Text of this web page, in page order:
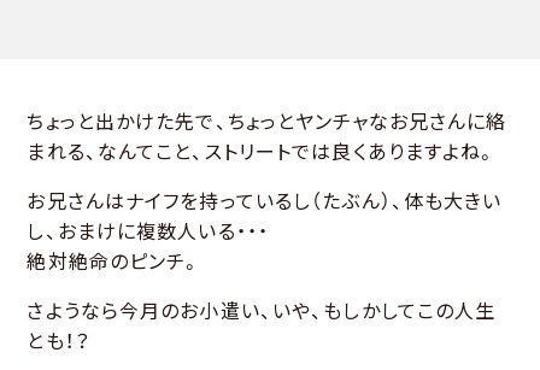
ちょっと出かけた先で、ちょっとヤンチャなお兄さんに絡
まれる、なんてこと、ストリートでは良くありますよね。
お兄さんはナイフを持っているし（たぶん）、体も大きい
し、おまけに複数人いる・・・
絶対絶命のピンチ。
さようなら今月のお小遣い、いや、もしかしてこの人生
とも！？